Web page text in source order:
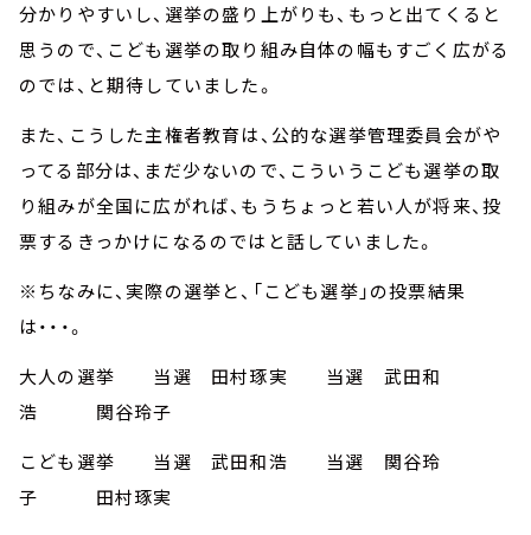
分かりやすいし、選挙の盛り上がりも、もっと出てくると
思うので、こども選挙の取り組み自体の幅もすごく広がる
のでは、と期待していました。
また、こうした主権者教育は、公的な選挙管理委員会がや
ってる部分は、まだ少ないので、こういうこども選挙の取
り組みが全国に広がれば、もうちょっと若い人が将来、投
票するきっかけになるのではと話していました。
※ちなみに、実際の選挙と、「こども選挙」の投票結果
は・・・。
大人の選挙 当選 田村琢実 当選 武田和
浩 関谷玲子
こども選挙 当選 武田和浩 当選 関谷玲
子 田村琢実